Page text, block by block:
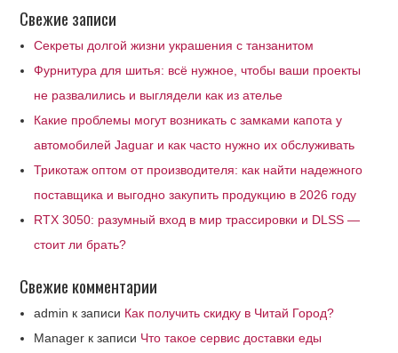
Свежие записи
Секреты долгой жизни украшения с танзанитом
Фурнитура для шитья: всё нужное, чтобы ваши проекты
не развалились и выглядели как из ателье
Какие проблемы могут возникать с замками капота у
автомобилей Jaguar и как часто нужно их обслуживать
Трикотаж оптом от производителя: как найти надежного
поставщика и выгодно закупить продукцию в 2026 году
RTX 3050: разумный вход в мир трассировки и DLSS —
стоит ли брать?
Свежие комментарии
admin к записи Как получить скидку в Читай Город?
Manager к записи Что такое сервис доставки еды